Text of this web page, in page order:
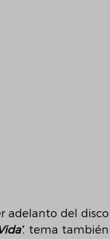
adelanto del disco
, tema también